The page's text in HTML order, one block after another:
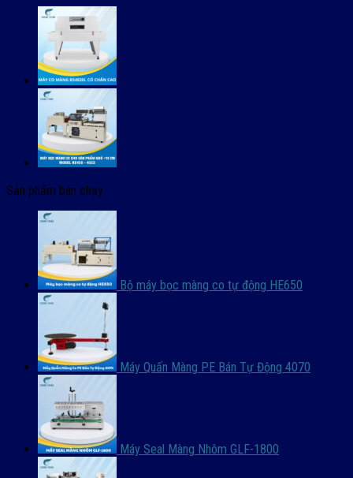
Sản phẩm bán chạy
Bộ máy bọc màng co tự động HE650
Máy Quấn Màng PE Bán Tự Động 4070
Máy Seal Màng Nhôm GLF-1800